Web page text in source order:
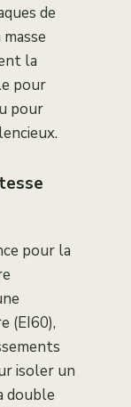
de
la
pour
pour
pour la
(EI60),
isoler un
double